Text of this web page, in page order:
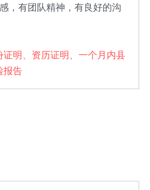
，有团队精神，有良好的沟
明、资历证明、一个月内县
报告